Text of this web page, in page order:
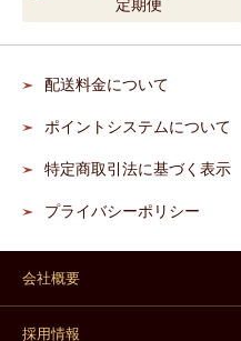
定期便
配送料金について
ポイントシステムについて
特定商取引法に基づく表示
プライバシーポリシー
会社概要
採用情報